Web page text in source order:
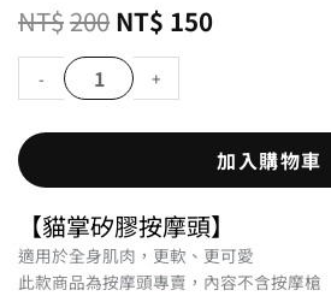
NT$200 NT$ 150
- +
加入購物車
【貓掌矽膠按摩頭】
適用於全身肌肉，更軟、更可愛
此款商品為按摩頭專賣，內容不含按摩槍